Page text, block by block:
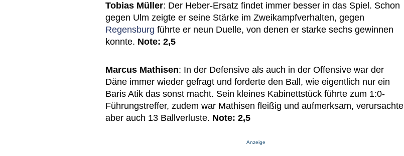
Tobias Müller: Der Heber-Ersatz findet immer besser in das Spiel. Schon
gegen Ulm zeigte er seine Stärke im Zweikampfverhalten, gegen
Regensburg führte er neun Duelle, von denen er starke sechs gewinnen
konnte. Note: 2,5
Marcus Mathisen: In der Defensive als auch in der Offensive war der
Däne immer wieder gefragt und forderte den Ball, wie eigentlich nur ein
Baris Atik das sonst macht. Sein kleines Kabinettstück führte zum 1:0-
Führungstreffer, zudem war Mathisen fleißig und aufmerksam, verursachte
aber auch 13 Ballverluste. Note: 2,5
Anzeige